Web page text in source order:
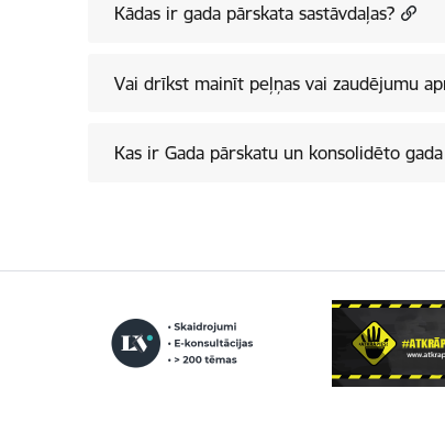
Kādas ir gada pārskata sastāvdaļas?
Vai drīkst mainīt peļņas vai zaudējumu
Kas ir Gada pārskatu un konsolidēto